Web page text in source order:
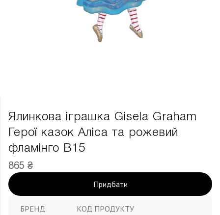
Ялинкова іграшка Gisela Graham
Герої казок Аліса та рожевий
фламінго В15
865 ₴
Придбати
БРЕНД
КОД ПРОДУКТУ